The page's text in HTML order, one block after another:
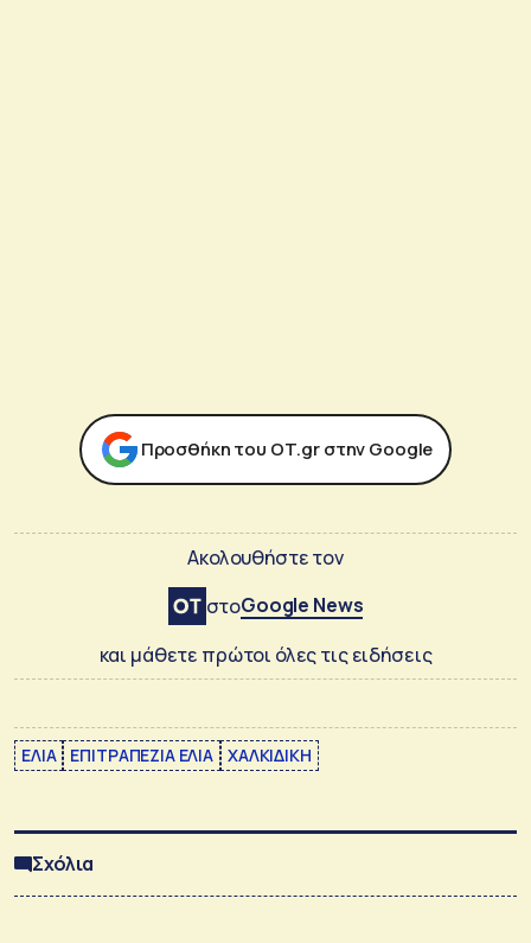
Προσθήκη του ΟΤ.gr στην Google
Ακολουθήστε τον
στοGoogle News
και μάθετε πρώτοι όλες τις ειδήσεις
ΕΛΙΑ ΕΠΙΤΡΑΠΕΖΙΑ ΕΛΙΑ ΧΑΛΚΙΔΙΚΗ
Σχόλια